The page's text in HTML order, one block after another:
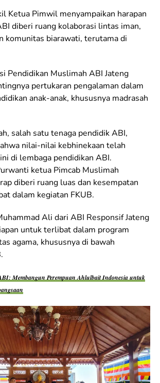
Ketua Pimwil menyampaikan harapan
diberi ruang kolaborasi lintas iman,
komunitas biarawati, terutama di
Pendidikan Muslimah ABI Jateng
pertukaran pengalaman dalam
anak-anak, khususnya madrasah
salah satu tenaga pendidik ABI,
nilai-nilai kebhinekaan telah
di lembaga pendidikan ABI.
ketua Pimcab Muslimah
diberi ruang luas dan kesempatan
dalam kegiatan FKUB.
Ali dari ABI Responsif Jateng
untuk terlibat dalam program
agama, khususnya di bawah
Membangun Perempuan Ahlulbait Indonesia untuk